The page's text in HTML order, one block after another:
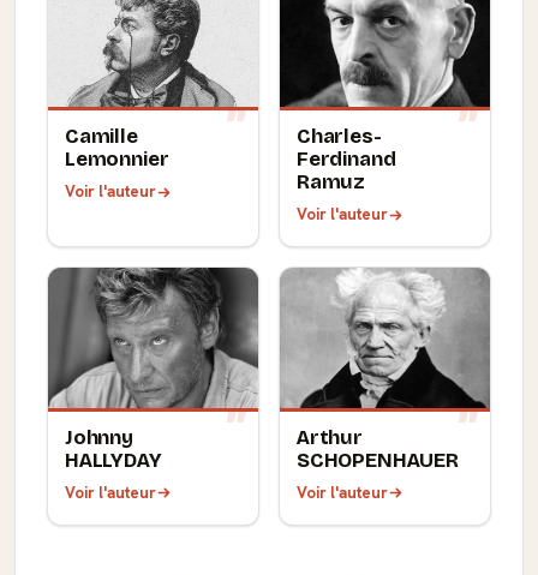
Camille
Lemonnier
Voir l'auteur
Charles-
Ferdinand
Ramuz
Voir l'auteur
Johnny
HALLYDAY
Voir l'auteur
Arthur
SCHOPENHAUER
Voir l'auteur